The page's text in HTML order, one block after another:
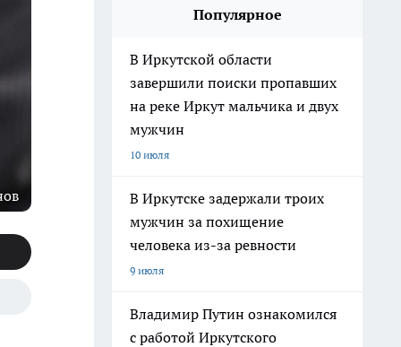
Популярное
В Иркутской области
завершили поиски пропавших
на реке Иркут мальчика и двух
мужчин
10 июля
В Иркутске задержали троих
мужчин за похищение
человека из-за ревности
9 июля
Владимир Путин ознакомился
с работой Иркутского